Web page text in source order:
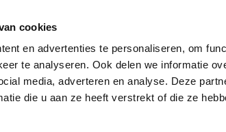
cookies
en advertenties te personaliseren, om
te analyseren. Ook delen we informatie
media, adverteren en analyse. Deze
die u aan ze heeft verstrekt of die ze
Algemene
Sitemap